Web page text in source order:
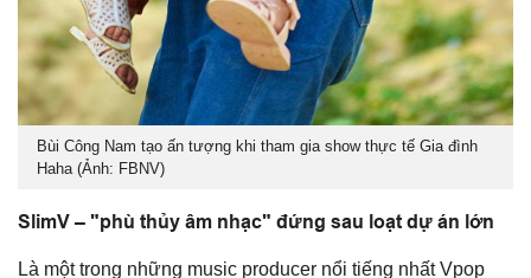
Bùi Công Nam tạo ấn tượng khi tham gia show thực tế Gia đình
Haha (Ảnh: FBNV)
SlimV – "phù thủy âm nhạc" đứng sau loạt dự án lớn
Là một trong những music producer nổi tiếng nhất Vpop